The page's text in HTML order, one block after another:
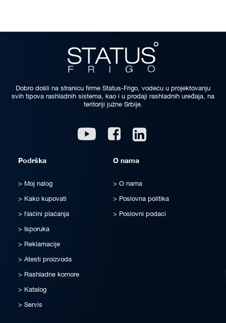
Dobro došli na stranicu firme Status-Frigo, vodeću u projektovanju
svih tipova rashladnih sistema, kao i u prodaji rashladnih uređaja, na
teritoriji južne Srbije.
Youtube Facebook
Podrška
Moj nalog
Kako kupovati
Načini plaćanja
Isporuka
Reklamacije
Atesti proizvoda
Rashladne komore
Katalog
Servis
O nama
O nama
Poslovna politika
Poslovni podaci